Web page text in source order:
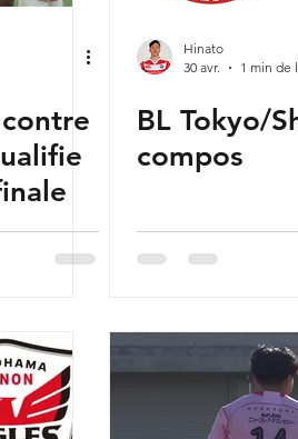
Hinato
30 avr.
1 min de
BL Tokyo/
compos